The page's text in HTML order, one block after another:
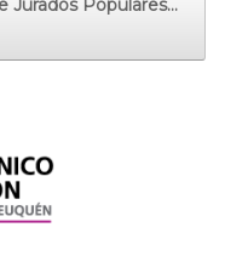
Jurados Populares…